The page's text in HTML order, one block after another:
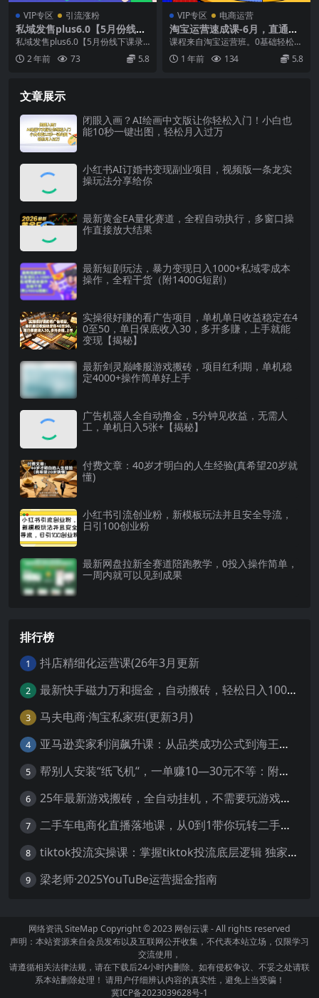
VIP专区 引流涨粉
私域发售plus6.0【5月份线下
课录音】/全域套装sop流程
包，社群发售工具套装模型
私域发售plus6.0【5月份线下课录
音】/全域套装sop流程包，社群发
售工具套...
2 年前 73 5.8
VIP专区 电商运营
淘宝运营速成课-6月，直通车
六维玩法，引力魔方实操，三
课程来自淘宝运营班。0基础轻松搞
定淘系运营，不做假把式。10大核
心模块分解淘宝运...
1 年前 134 5.8
文章展示
闭眼入画？AI绘画中文版让你轻松入门！小白也
能10秒一键出图，轻松月入过万
小红书AI订婚书变现副业项目，视频版一条龙实
操玩法分享给你
最新黄金EA量化赛道，全程自动执行，多窗口操
作直接放大结果
最新短剧玩法，暴力变现日入1000+私域零成本
操作，全程干货（附1400G短剧）
实操很好賺的看广告项目，单机单日收益稳定在4
0至50，单日保底收入30，多开多賺，上手就能
变现【揭秘】
最新剑灵巅峰服游戏搬砖，项目红利期，单机稳
定4000+操作简单好上手
广告机器人全自动撸金，5分钟见收益，无需人
工，单机日入5张+【揭秘】
付费文章：40岁才明白的人生经验(真希望20岁就
懂)
小红书引流创业粉，新模板玩法并且安全导流，
日引100创业粉
最新网盘拉新全赛道陪跑教学，0投入操作简单，
一周内就可以见到成果
排行榜
1 抖店精细化运营课(26年3月更新
2 最新快手磁力万和掘金，自动搬砖，轻松日入100-200，操作简单
3 马夫电商·淘宝私家班(更新3月)
4 亚马逊卖家利润飙升课：从品类成功公式到海王打法，让每个SKU都成爆款一路飙升(更新26年3月
5 帮别人安装“纸飞机“，一单赚10—30元不等：附：免费节点
6 25年最新游戏搬砖，全自动挂机，不需要玩游戏，单手机操作日入300+
7 二手车电商化直播落地课，从0到1带你玩转二手车直播
8 tiktok投流实操课：掌握tiktok投流底层逻辑 独家TK投流玩法
9 梁老师·2025YouTuBe运营掘金指南
网络资讯SiteMap Copyright © 2023 网创云课- All rights reserved
声明：本站资源来自会员发布以及互联网公开收集，不代表本站立场，仅限学习
交流使用，
请遵循相关法律法规，请在下载后24小时内删除。如有侵权争议、不妥之处请联
系本站删除处理！ 请用户仔细辨认内容的真实性，避免上当受骗！
冀ICP备2023039628号-1